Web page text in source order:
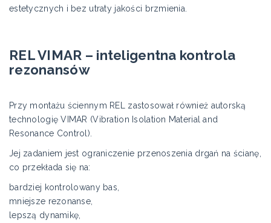
estetycznych i bez utraty jakości brzmienia.
REL VIMAR – inteligentna kontrola
rezonansów
Przy montażu ściennym REL zastosował również autorską
technologię VIMAR (Vibration Isolation Material and
Resonance Control).
Jej zadaniem jest ograniczenie przenoszenia drgań na ścianę,
co przekłada się na:
bardziej kontrolowany bas,
mniejsze rezonanse,
lepszą dynamikę,